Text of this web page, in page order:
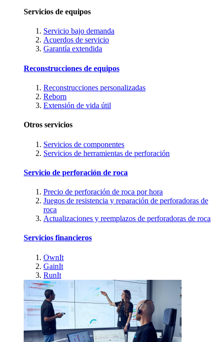
Servicios de equipos
Servicio bajo demanda
Acuerdos de servicio
Garantía extendida
Reconstrucciones de equipos
Reconstrucciones personalizadas
Reborn
Extensión de vida útil
Otros servicios
Servicios de componentes
Servicios de herramientas de perforación
Servicio de perforación de roca
Precio de perforación de roca por hora
Juegos de resistencia y reparación de perforadoras de
roca
Actualizaciones y reemplazos de perforadoras de roca
Servicios financieros
OwnIt
GainIt
RunIt